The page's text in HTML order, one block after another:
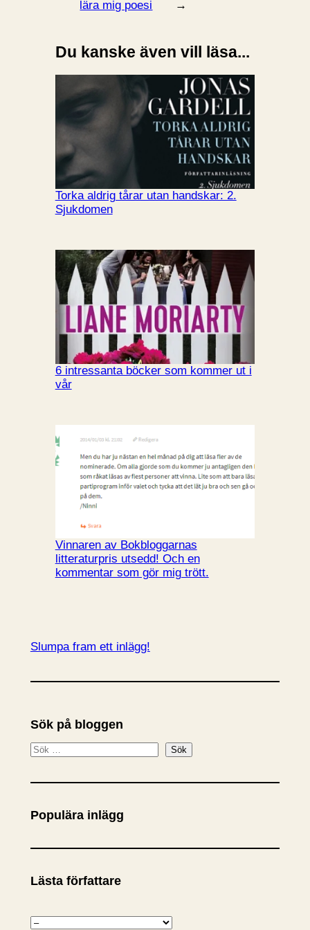
lära mig poesi →
Du kanske även vill läsa...
Torka aldrig tårar utan handskar: 2.
Sjukdomen
6 intressanta böcker som kommer ut i
vår
Vinnaren av Bokbloggarnas
litteraturpris utsedd! Och en
kommentar som gör mig trött.
Slumpa fram ett inlägg!
Sök på bloggen
S
k
Sök
Populära inlägg
Lästa författare
K